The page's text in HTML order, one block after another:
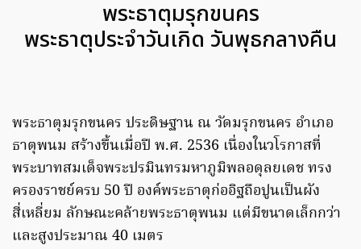
พระธาตุมรุกขนคร
พระธาตุประจำวันเกิด วันพุธกลางคืน
พระธาตุมรุกขนคร ประดิษฐาน ณ วัดมรุกขนคร อำเภอ
ธาตุพนม สร้างขึ้นเมื่อปี พ.ศ. 2536 เนื่องในวโรกาสที่
พระบาทสมเด็จพระปรมินทรมหาภูมิพลอดุลยเดช ทรง
ครองราชย์ครบ 50 ปี องค์พระธาตุก่ออิฐถือปูนเป็นผัง
สี่เหลี่ยม ลักษณะคล้ายพระธาตุพนม แต่มีขนาดเล็กกว่า
และสูงประมาณ 40 เมตร